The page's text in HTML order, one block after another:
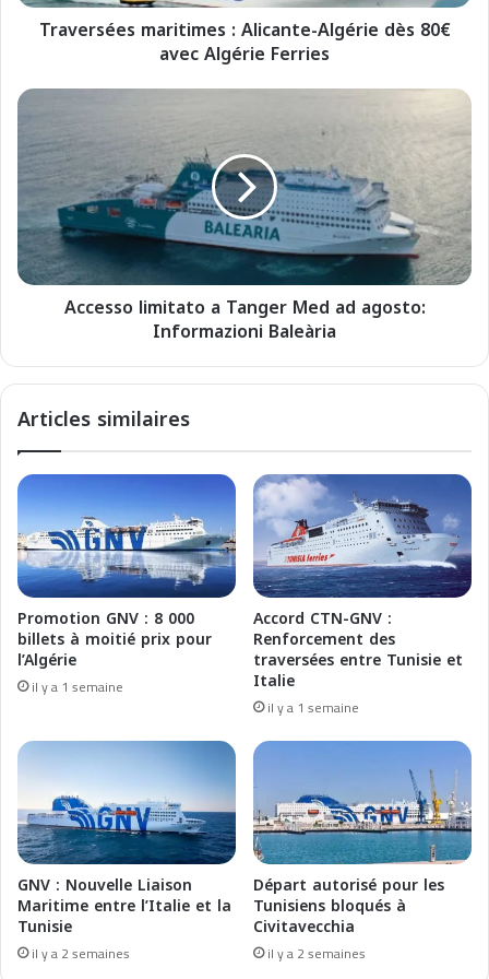
e
r
m
e
s
:
A
a
t
-
A
l
g
é
r
e
d
è
s
0
€
v
e
c
A
l
g
é
Traversées maritimes : Alicante-Algérie dès 80€
avec Algérie Ferries
A
e
s
s
o
l
i
a
o
a
a
n
g
e
r
M
e
d
a
d
g
o
t
o
:
I
n
f
o
Accesso limitato a Tanger Med ad agosto:
Informazioni Baleària
Articles similaires
Promotion GNV : 8 000
billets à moitié prix pour
l’Algérie
il y a 1 semaine
Accord CTN-GNV :
Renforcement des
traversées entre Tunisie et
Italie
il y a 1 semaine
GNV : Nouvelle Liaison
Maritime entre l’Italie et la
Tunisie
il y a 2 semaines
Départ autorisé pour les
Tunisiens bloqués à
Civitavecchia
il y a 2 semaines